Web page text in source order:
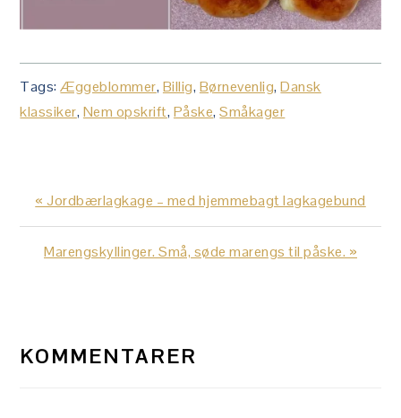
Tags:Æggeblommer, Billig, Børnevenlig,Dansk
klassiker, Nem opskrift, Påske,Småkager
Previous
Post:
« Jordbærlagkage – med hjemmebagt lagkagebund
Next
Marengskyllinger. Små, søde marengs til påske. »
KOMMENTARER